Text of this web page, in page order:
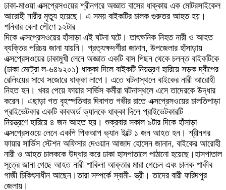
ঢাকা-মাওয়া এক্সপ্রেসওয়ের শ্রীনগরে অজ্ঞাত বাসের ধাক্কায় এক মোটরসাইকেল
আরোহী নারীর মৃত্যু হয়েছে। এ সময় বাইকটির চালক গুরুতর আহত হয়।
শনিবার বেলা পৌণে ১২টার
দিকে এক্সপ্রেসওয়ের হাঁসাড়া এই ঘটনা ঘটে। তাৎক্ষনিক নিহত নারী ও আহত
ব্যক্তির পরিচয় জানা যায়নি। প্রত্যক্ষদর্শীরা জানান, উপজেলার হাঁসাড়ায়
এক্সপ্রেসওয়ের ঢাকামুখী লেনে অজ্ঞাত একটি বাস পিছন থেকে চলন্ত বাইকটিকে
(ঢাকা মেট্রো ল-৬৪৯২০১) ধাক্কা দিলে বাইকটি নিয়ন্ত্রণ হারিয়ে সড়ক দ্বীপের
রেলিংয়ের সাথে সজোরে ধাক্কা লাগে। এতে ঘটনাস্থলে বাইকের নারী আরোহী
নিহত হন। খবর পেয়ে ফায়ার সার্ভিস কর্মীরা ঘটনাস্থলে এসে তাদেরকে উদ্ধার
করেন। এছাড়া গত বৃহস্পতিবার দিবাগত গভীর রাতে এক্সপ্রেসওয়ের চালতিপাড়া
প্রাইভেটকার একটি কাবঅর্ড ভ্যানকে ধাক্কা দিলে প্রাইভেটকারটি
নিয়ন্ত্রণে হারিয়ে ৪ জন আহত হয়। শুক্রবার সকাল ৯টার দিকে হাঁসাড়া
এক্সপ্রেসওয়ে লেনে একপি পিকআপ ভ্যান ইল্টে ১ জন আহত হন। শ্রীনগর
ফায়ার সার্ভিস স্টেশন অফিসার দেওয়ান আজাদ হোসেন জানান, বাইকের আরোহী
নারী ও আহত চালককে উদ্ধার করে ঢাকা হাসপাতালে পাঠানো হয়েছে।হাসপাতাল
সূত্রে জানা গেছে আহত নারী শাকিলা আক্তার মারা গেচেন এবং চালক শাকীব
গাজী চিকিৎসাধীন আছেন।তারা সম্পর্কে স্বামী- স্ত্রী। তাদের বারী ফরিদপুর
জেলায়।